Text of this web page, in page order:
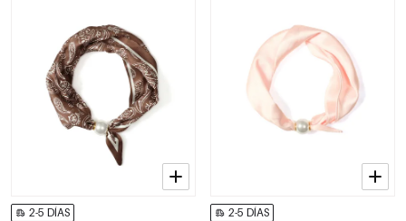
2-5 DÍAS 2-5 DÍAS